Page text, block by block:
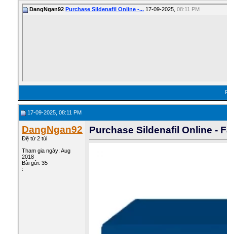
DangNgan92 Purchase Sildenafil Online -... 17-09-2025, 08:11 PM
17-09-2025, 08:11 PM
DangNgan92
Đệ tử 2 túi
Tham gia ngày: Aug
2018
Bài gửi: 35
:
Purchase Sildenafil Online -